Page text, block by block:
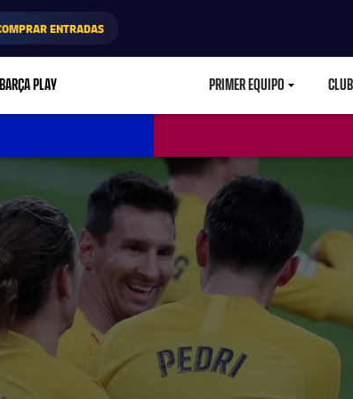
ENTRADAS
BARÇA PLAY PRIMER EQUIPO CLUB